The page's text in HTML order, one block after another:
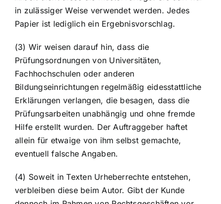
in zulässiger Weise verwendet werden. Jedes
Papier ist lediglich ein Ergebnisvorschlag.
(3) Wir weisen darauf hin, dass die
Prüfungsordnungen von Universitäten,
Fachhochschulen oder anderen
Bildungseinrichtungen regelmäßig eidesstattliche
Erklärungen verlangen, die besagen, dass die
Prüfungsarbeiten unabhängig und ohne fremde
Hilfe erstellt wurden. Der Auftraggeber haftet
allein für etwaige von ihm selbst gemachte,
eventuell falsche Angaben.
(4) Soweit in Texten Urheberrechte entstehen,
verbleiben diese beim Autor. Gibt der Kunde